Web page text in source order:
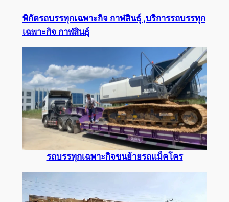
พิกัดรถบรรทุกเฉพาะกิจ กาฬสินธุ์ ,บริการรถบรรทุก
เฉพาะกิจ กาฬสินธุ์
รถบรรทุกเฉพาะกิจขนย้ายรถแม็คโคร